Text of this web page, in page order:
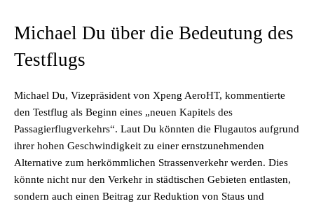
Michael Du über die Bedeutung des
Testflugs
Michael Du, Vizepräsident von Xpeng AeroHT, kommentierte
den Testflug als Beginn eines „neuen Kapitels des
Passagierflugverkehrs“. Laut Du könnten die Flugautos aufgrund
ihrer hohen Geschwindigkeit zu einer ernstzunehmenden
Alternative zum herkömmlichen Strassenverkehr werden. Dies
könnte nicht nur den Verkehr in städtischen Gebieten entlasten,
sondern auch einen Beitrag zur Reduktion von Staus und